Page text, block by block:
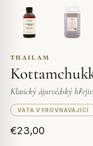
THAILAM
Klasický ájurvédský
VATA VYROVNÁVAJÍCÍ
€23,00